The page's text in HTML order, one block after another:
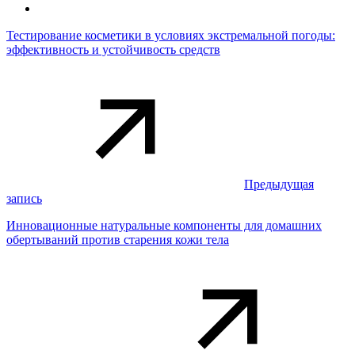
Тестирование косметики в условиях экстремальной погоды:
эффективность и устойчивость средств
Предыдущая
запись
Инновационные натуральные компоненты для домашних
обертываний против старения кожи тела